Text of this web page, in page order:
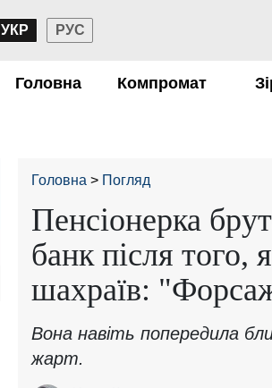
УКР РУС
Головна Компромат
Головна Погляд
Пенсіонерка
банк після того,
шахраїв:
Вона навіть попередила
жарт.